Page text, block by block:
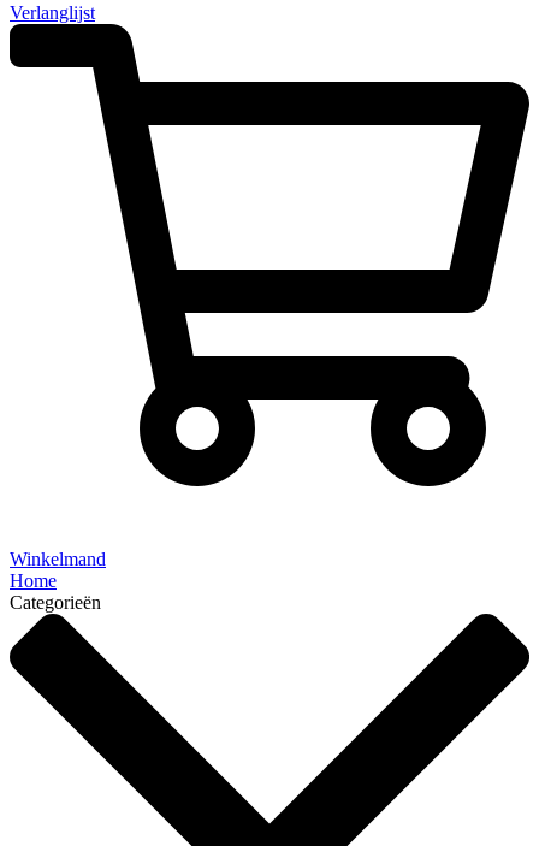
Verlanglijst
Winkelmand
Home
Categorieën